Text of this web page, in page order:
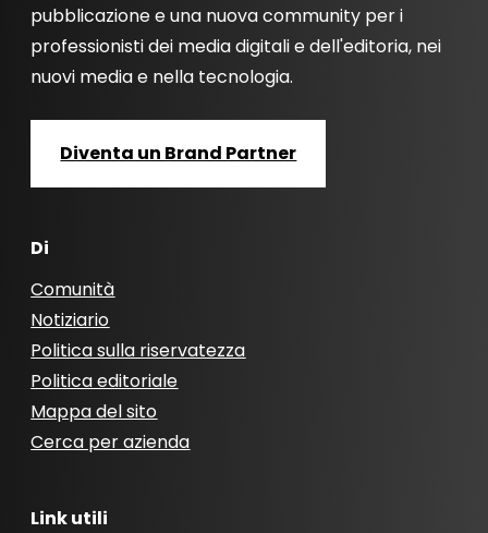
pubblicazione e una nuova community per i
professionisti dei media digitali e dell'editoria, nei
nuovi media e nella tecnologia.
Diventa un Brand Partner
Di
Comunità
Notiziario
Politica sulla riservatezza
Politica editoriale
Mappa del sito
Cerca per azienda
Link utili